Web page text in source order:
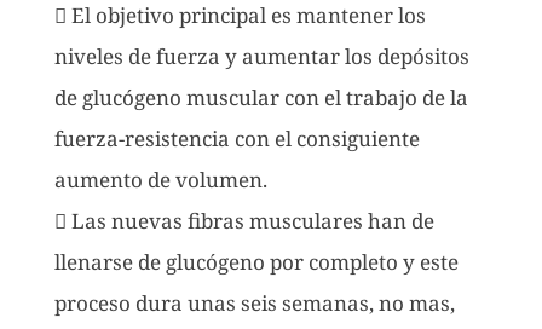
 El objetivo principal es mantener los
niveles de fuerza y aumentar los depósitos
de glucógeno muscular con el trabajo de la
fuerza-resistencia con el consiguiente
aumento de volumen.
 Las nuevas fibras musculares han de
llenarse de glucógeno por completo y este
proceso dura unas seis semanas, no mas,